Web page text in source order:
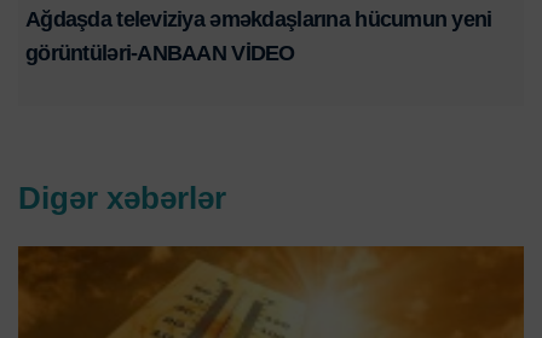
Ağdaşda televiziya əməkdaşlarına hücumun yeni
görüntüləri-ANBAAN VİDEO
Digər xəbərlər